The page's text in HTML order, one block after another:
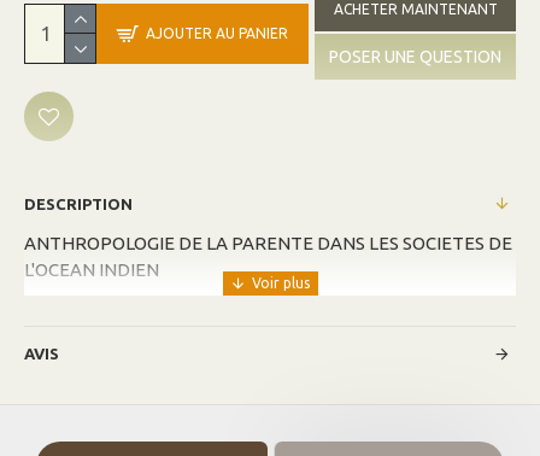
AJOUTER AU PANIER
ACHETER MAINTENANT
POSER UNE QUESTION
DESCRIPTION
ANTHROPOLOGIE DE LA PARENTE DANS LES SOCIETES DE
L'OCEAN INDIEN
AVIS